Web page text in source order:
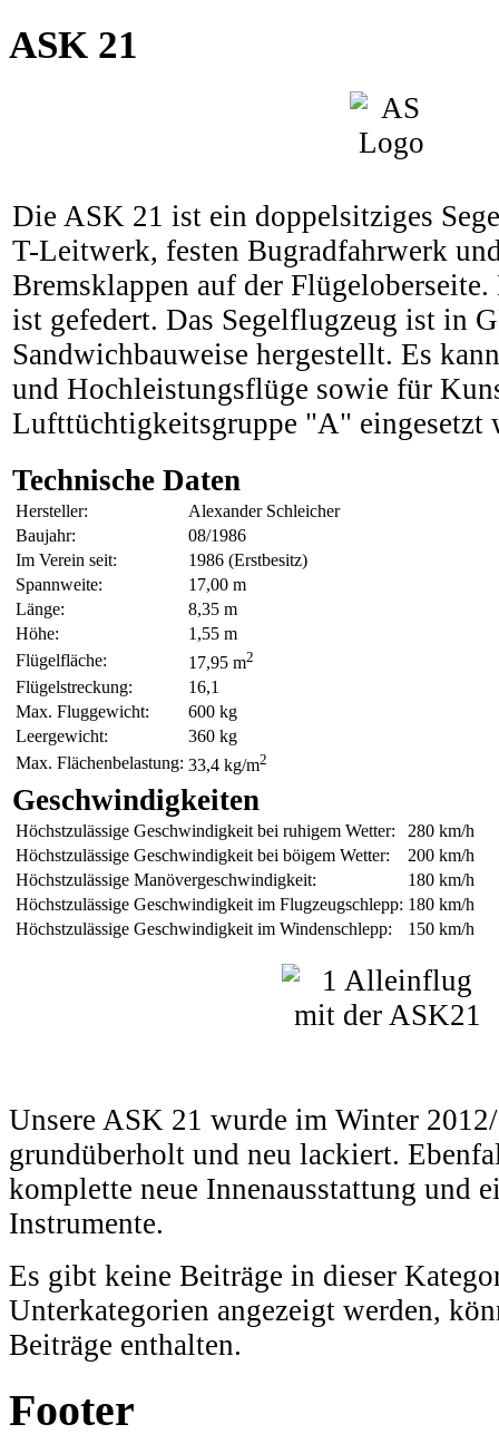
ASK 21
Die ASK 21 ist ein doppelsitziges
T-Leitwerk, festen Bugradfahrwerk
Bremsklappen auf der Flügeloberseite.
ist gefedert. Das Segelflugzeug ist in
Sandwichbauweise hergestellt. Es
und Hochleistungsflüge sowie für
Lufttüchtigkeitsgruppe "A" eingesetzt
Technische Daten
Hersteller:
Alexander Schleicher
Baujahr:
08/1986
Im Verein seit:
1986 (Erstbesitz)
Spannweite:
17,00 m
Länge:
8,35 m
Höhe:
1,55 m
Flügelfläche:
17,95 m2
Flügelstreckung:
16,1
Max. Fluggewicht:
600 kg
Leergewicht:
360 kg
Max. Flächenbelastung: 33,4 kg/m2
Geschwindigkeiten
Höchstzulässige Geschwindigkeit bei ruhigem Wetter:
280 km/h
Höchstzulässige Geschwindigkeit bei böigem Wetter:
200 km/h
Höchstzulässige Manövergeschwindigkeit:
180 km/h
Höchstzulässige Geschwindigkeit im Flugzeugschlepp: 180 km/h
Höchstzulässige Geschwindigkeit im Windenschlepp:
150 km/h
Unsere ASK 21 wurde im Winter
grundüberholt und neu lackiert.
komplette neue Innenausstattung und
Instrumente.
Es gibt keine Beiträge in dieser
Unterkategorien angezeigt werden,
Beiträge enthalten.
Footer